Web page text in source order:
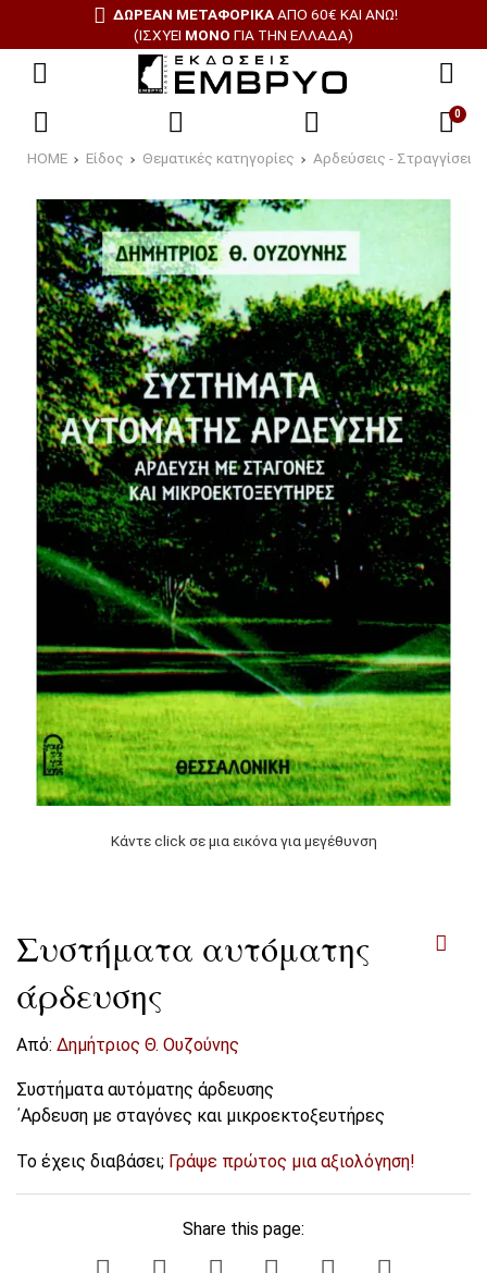
ΔΩΡΕΑΝ ΜΕΤΑΦΟΡΙΚΑΑΠΟ 60€ ΚΑΙ ΑΝΩ!
(ΙΣΧΥΕΙ ΜΟΝΟ ΓΙΑ ΤΗΝ ΕΛΛΑΔΑ)
0
HOME Είδος Θεματικές κατηγορίες Αρδεύσεις - Στραγγίσεις
Κάντε click σε μια εικόνα για μεγέθυνση
Συστήματα αυτόματης
άρδευσης
Από: Δημήτριος Θ. Ουζούνης
Συστήματα αυτόματης άρδευσης
΄Αρδευση με σταγόνες και μικροεκτοξευτήρες
Το έχεις διαβάσει; Γράψε πρώτος μια αξιολόγηση!
Share this page: